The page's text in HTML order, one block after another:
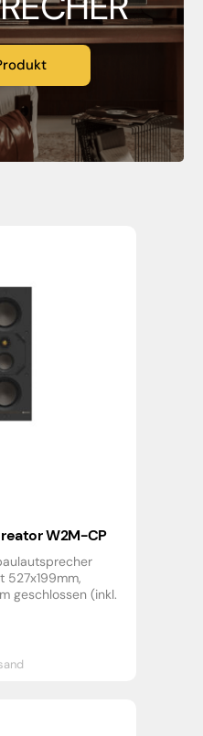
W2M-CP
527x199mm,
geschlossen (inkl.